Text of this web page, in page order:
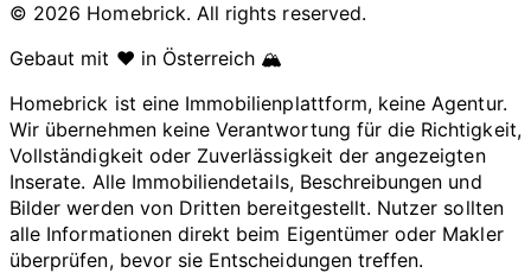
© 2026 Homebrick. All rights reserved.
Gebaut mit ❤️ in Österreich 🏔️
Homebrick ist eine Immobilienplattform, keine Agentur.
Wir übernehmen keine Verantwortung für die Richtigkeit,
Vollständigkeit oder Zuverlässigkeit der angezeigten
Inserate. Alle Immobiliendetails, Beschreibungen und
Bilder werden von Dritten bereitgestellt. Nutzer sollten
alle Informationen direkt beim Eigentümer oder Makler
überprüfen, bevor sie Entscheidungen treffen.